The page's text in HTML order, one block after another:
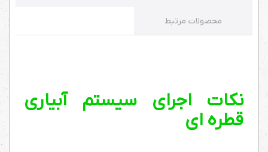
محصولات مرتبط
نکات اجرای سیستم آبیاری
قطره ای